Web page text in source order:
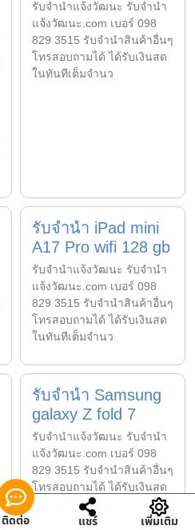
รับจํานําแจ้งวัฒนะ รับจํานํา
แจ้งวัฒนะ.com เบอร์ 098
829 3515 รับจำนำสินค้าอื่นๆ
โทรสอบถามได้ ได้รับเงินสด
ในทันทีเต็มจำนว
รับจำนำ iPad mini
A17 Pro wifi 128 gb
รับจํานําแจ้งวัฒนะ รับจํานํา
แจ้งวัฒนะ.com เบอร์ 098
829 3515 รับจำนำสินค้าอื่นๆ
โทรสอบถามได้ ได้รับเงินสด
ในทันทีเต็มจำนว
รับจำนำ Samsung
galaxy Z fold 7
รับจํานําแจ้งวัฒนะ รับจํานํา
แจ้งวัฒนะ.com เบอร์ 098
829 3515 รับจำนำสินค้าอื่นๆ
โทรสอบถามได้ ได้รับเงินสด
ในทันทีเต็มจำนว
ติดต่อ แชร์ เพิ่มเติม